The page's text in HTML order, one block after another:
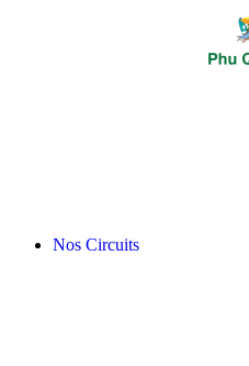
Nos Circuits